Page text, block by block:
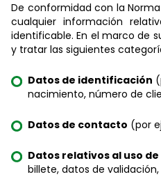
De conformidad con la
cualquier información
identificable. En el marco de
y tratar las siguientes
Datos de identificación
nacimiento, número de
Datos de contacto (por
Datos relativos al uso
billete, datos de